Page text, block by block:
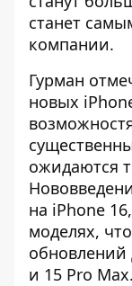
станет
компании.
Гурман
новых
ожидаются
на iPhone
моделях,
обновлений
и 15 Pro Max.